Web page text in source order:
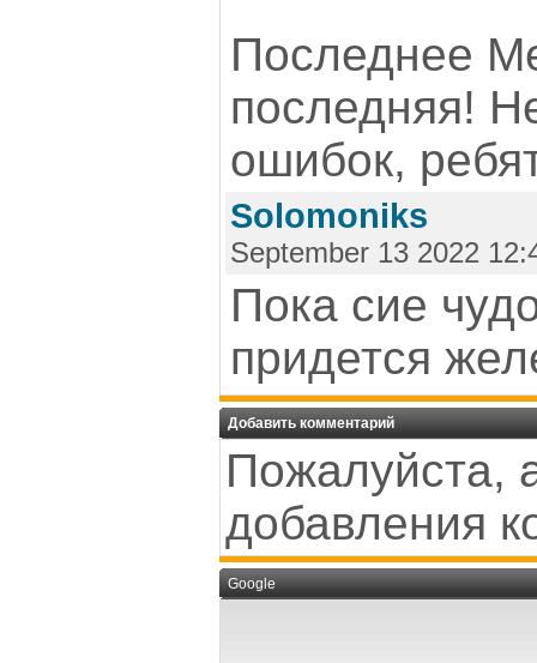
Последнее
последняя!
ошибок,
Solomoniks
September 13 2022
Пока сие
придется
Добавить комментарий
Пожалуйста,
добавления
Google